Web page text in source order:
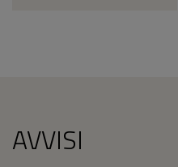
AVVISI